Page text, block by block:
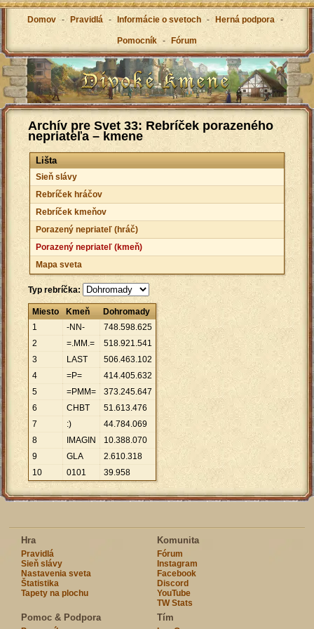
Domov - Pravidlá - Informácie o svetoch - Herná podpora -
Pomocník - Fórum
Archív pre Svet 33: Rebríček porazeného
nepriateľa – kmene
Lišta
Sieň slávy
Rebríček hráčov
Rebríček kmeňov
Porazený nepriateľ (hráč)
Porazený nepriateľ (kmeň)
Mapa sveta
Typ rebríčka:
Miesto Kmeň
Dohromady
1
-NN- 748.598.625
2
=.MM.= 518.921.541
3
LAST 506.463.102
4
=P= 414.405.632
5
=PMM= 373.245.647
6
CHBT 51.613.476
7
:) 44.784.069
8
IMAGIN 10.388.070
9
GLA 2.610.318
10
0101 39.958
Hra
Pravidlá
Sieň slávy
Nastavenia sveta
Štatistika
Tapety na plochu
Komunita
Fórum
Instagram
Facebook
Discord
YouTube
TW Stats
Pomoc & Podpora Tím